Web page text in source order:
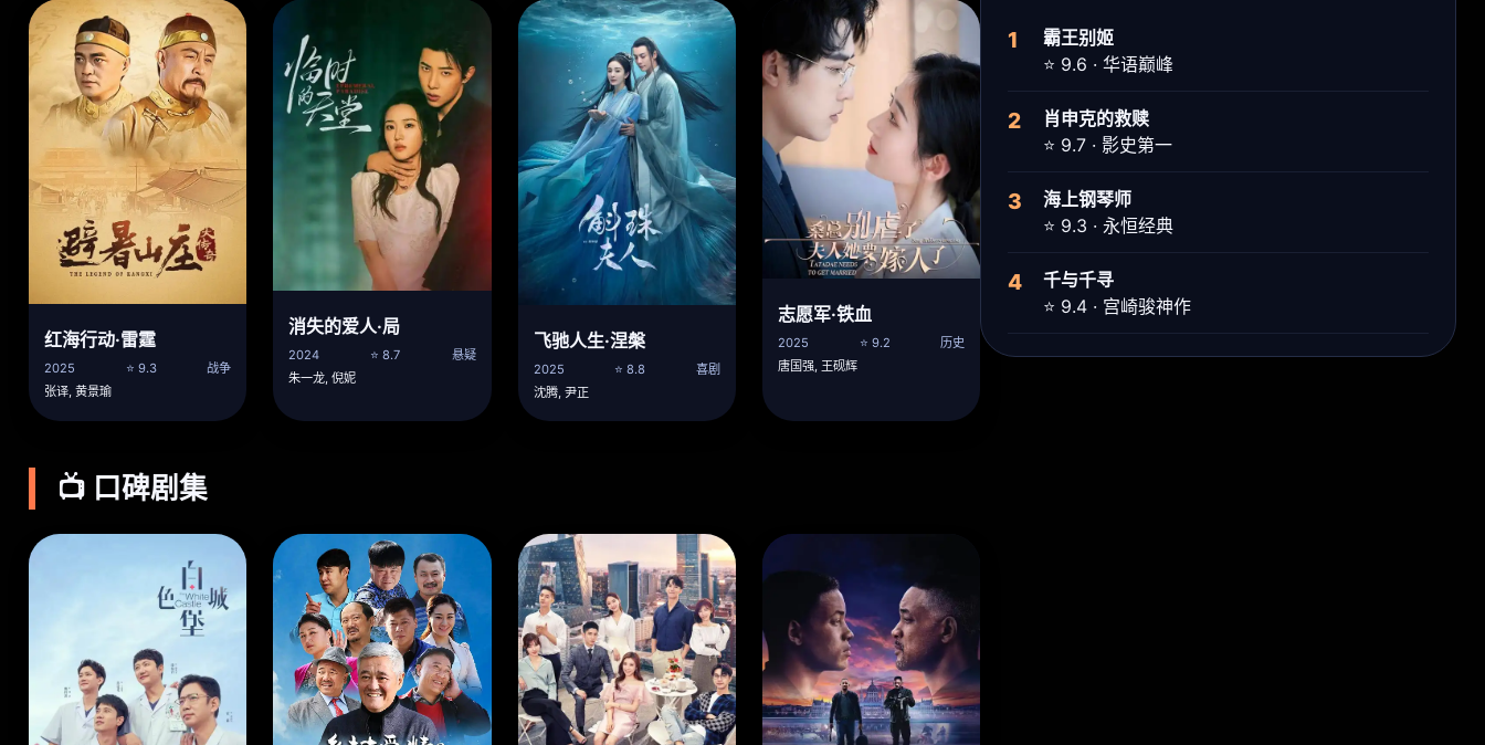
红海行动·雷霆
2025 ⭐ 9.3
战争
张译, 黄景瑜
消失的爱人·局
2024 ⭐ 8.7
悬疑
朱一龙, 倪妮
飞驰人生·涅槃
2025 ⭐ 8.8
喜剧
沈腾, 尹正
志愿军·铁血
2025 ⭐ 9.2
历史
唐国强, 王砚辉
📺 口碑剧集
1
霸王别姬
⭐ 9.6 · 华语巅峰
2
肖申克的救赎
⭐ 9.7 · 影史第一
3
海上钢琴师
⭐ 9.3 · 永恒经典
4
千与千寻
⭐ 9.4 · 宫崎骏神作